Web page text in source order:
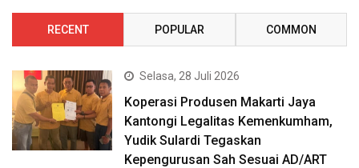
RECENT POPULAR COMMON
Selasa, 28 Juli 2026
Koperasi Produsen Makarti Jaya
Kantongi Legalitas Kemenkumham,
Yudik Sulardi Tegaskan
Kepengurusan Sah Sesuai AD/ART